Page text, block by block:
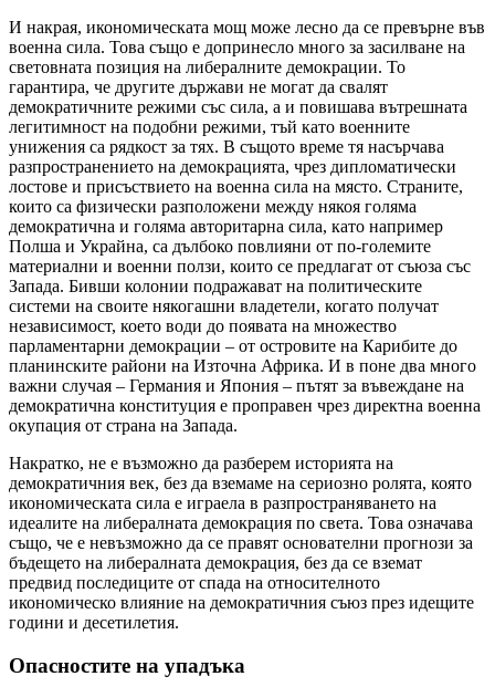
И накрая, икономическата мощ може лесно да се превърне във
военна сила. Това също е допринесло много за засилване на
световната позиция на либералните демокрации. То
гарантира, че другите държави не могат да свалят
демократичните режими със сила, а и повишава вътрешната
легитимност на подобни режими, тъй като военните
унижения са рядкост за тях. В същото време тя насърчава
разпространението на демокрацията, чрез дипломатически
лостове и присъствието на военна сила на място. Страните,
които са физически разположени между някоя голяма
демократична и голяма авторитарна сила, като например
Полша и Украйна, са дълбоко повлияни от по-големите
материални и военни ползи, които се предлагат от съюза със
Запада. Бивши колонии подражават на политическите
системи на своите някогашни владетели, когато получат
независимост, което води до появата на множество
парламентарни демокрации – от островите на Карибите до
планинските райони на Източна Африка. И в поне два много
важни случая – Германия и Япония – пътят за въвеждане на
демократична конституция е проправен чрез директна военна
окупация от страна на Запада.
Накратко, не е възможно да разберем историята на
демократичния век, без да вземаме на сериозно ролята, която
икономическата сила е играела в разпространяването на
идеалите на либералната демокрация по света. Това означава
също, че е невъзможно да се правят основателни прогнози за
бъдещето на либералната демокрация, без да се вземат
предвид последиците от спада на относителното
икономическо влияние на демократичния съюз през идещите
години и десетилетия.
Опасностите на упадъка